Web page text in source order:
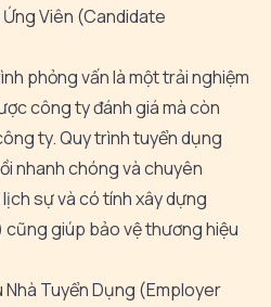
Ứng Viên (Candidate
phỏng vấn là một trải nghiệm
công ty đánh giá mà còn
ty. Quy trình tuyển dụng
nhanh chóng và chuyên
sự và có tính xây dựng
giúp bảo vệ thương hiệu
Nhà Tuyển Dụng (Employer